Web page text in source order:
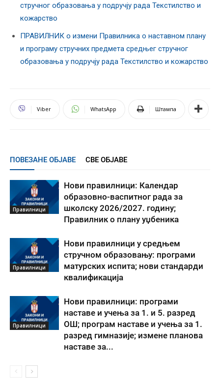
стручног образовања у подручју рада Текстилство и
кожарство
ПРАВИЛНИК о измени Правилника о наставном плану
и програму стручних предмета средњег стручног
образовања у подручју рада Текстилство и кожарство
Viber WhatsApp Штампа
ПОВЕЗАНЕ ОБЈАВЕ СВЕ ОБЈАВЕ
Правилници
Нови правилници: Календар
образовно-васпитног рада за
школску 2026/2027. годину;
Правилник о плану уџбеника
Правилници
Нови правилници у средњем
стручном образовању: програми
матурских испита; нови стандарди
квалификација
Правилници
Нови правилници: програми
наставе и учења за 1. и 5. разред
ОШ; програм наставе и учења за 1.
разред гимназије; измене планова
наставе за...